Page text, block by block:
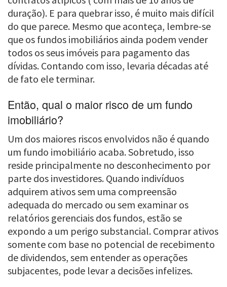
duração). E para quebrar isso, é muito mais difícil
do que parece. Mesmo que aconteça, lembre-se
que os fundos imobiliários ainda podem vender
todos os seus imóveis para pagamento das
dívidas. Contando com isso, levaria décadas até
de fato ele terminar.
Então, qual o maior risco de um fundo
imobiliário?
Um dos maiores riscos envolvidos não é quando
um fundo imobiliário acaba. Sobretudo, isso
reside principalmente no desconhecimento por
parte dos investidores. Quando indivíduos
adquirem ativos sem uma compreensão
adequada do mercado ou sem examinar os
relatórios gerenciais dos fundos, estão se
expondo a um perigo substancial. Comprar ativos
somente com base no potencial de recebimento
de dividendos, sem entender as operações
subjacentes, pode levar a decisões infelizes.